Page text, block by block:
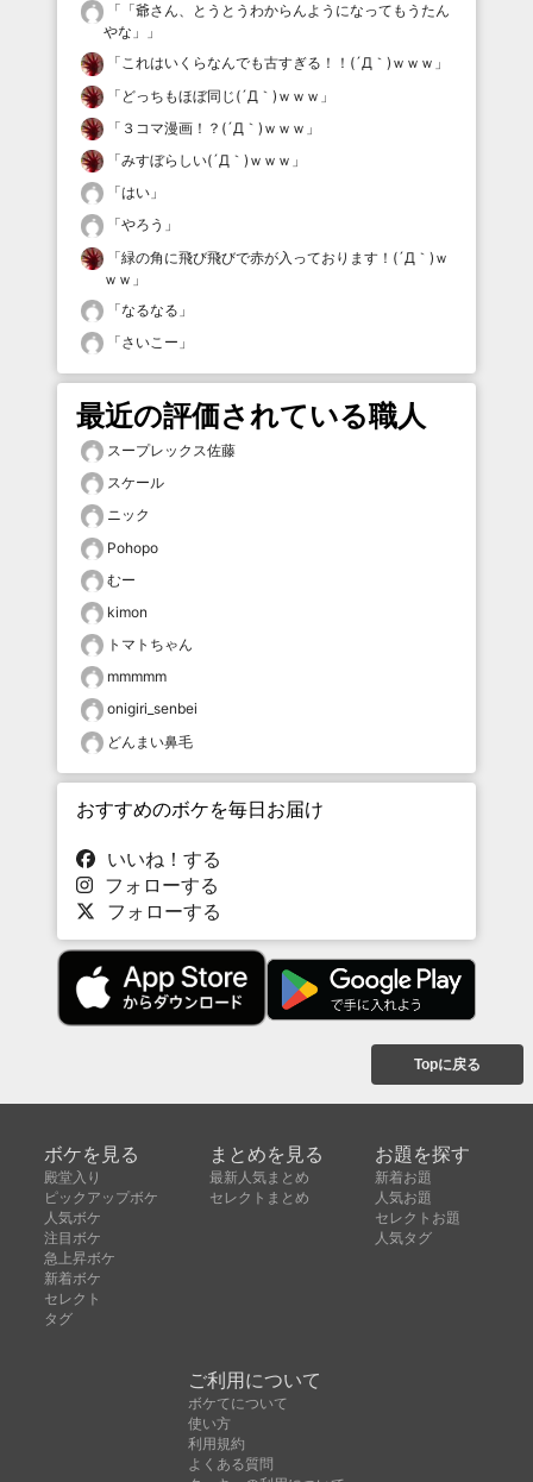
「 「爺さん、とうとうわからんようになってもうたん
やな」
」
「これはいくらなんでも古すぎる！！(´Д｀)ｗｗｗ 」
「 どっちもほぼ同じ(´Д｀)ｗｗｗ 」
「 ３コマ漫画！？(´Д｀)ｗｗｗ 」
「みすぼらしい(´Д｀)ｗｗｗ 」
「はい 」
「やろう 」
「緑の角に飛び飛びで赤が入っております！(´Д｀)ｗ
ｗｗ 」
「なるなる 」
「さいこー 」
最近の評価されている職人
スープレックス佐藤
スケール
ニック
Pohopo
むー
kimon
トマトちゃん
mmmmm
onigiri_senbei
どんまい鼻毛
おすすめのボケを毎日お届け
いいね！する
フォローする
フォローする
Topに戻る
ボケを見る
殿堂入り
ピックアップボケ
人気ボケ
注目ボケ
急上昇ボケ
新着ボケ
セレクト
タグ
まとめを見る
最新人気まとめ
セレクトまとめ
お題を探す
新着お題
人気お題
セレクトお題
人気タグ
ご利用について
ボケてについて
使い方
利用規約
よくある質問